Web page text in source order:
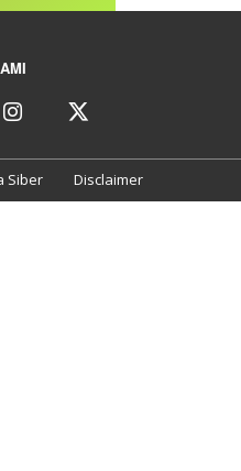
Siber Disclaimer